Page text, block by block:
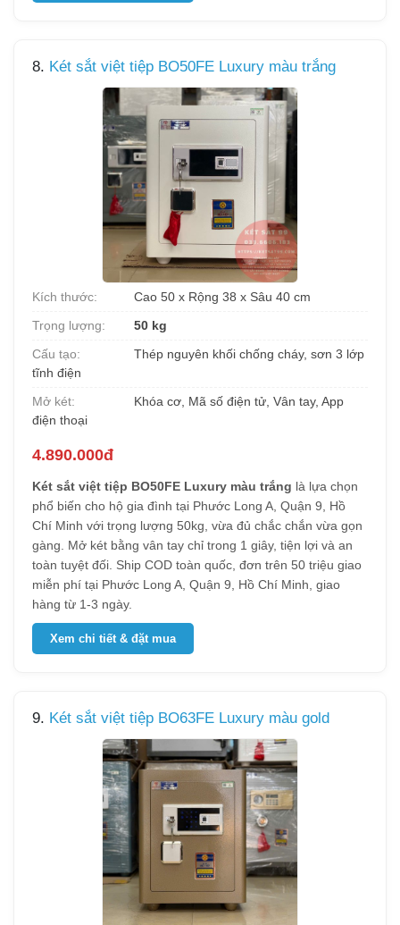
8. Két sắt việt tiệp BO50FE Luxury màu trắng
Kích thước:
Cao 50 x Rộng 38 x Sâu 40 cm
Trọng lượng:
50 kg
Cấu tạo:
Thép nguyên khối chống cháy, sơn 3 lớp
tĩnh điện
Mở két:
Khóa cơ, Mã số điện tử, Vân tay, App
điện thoại
4.890.000đ
Két sắt việt tiệp BO50FE Luxury màu trắng là lựa chọn
phổ biến cho hộ gia đình tại Phước Long A, Quận 9, Hồ
Chí Minh với trọng lượng 50kg, vừa đủ chắc chắn vừa gọn
gàng. Mở két bằng vân tay chỉ trong 1 giây, tiện lợi và an
toàn tuyệt đối. Ship COD toàn quốc, đơn trên 50 triệu giao
miễn phí tại Phước Long A, Quận 9, Hồ Chí Minh, giao
hàng từ 1-3 ngày.
Xem chi tiết & đặt mua
9. Két sắt việt tiệp BO63FE Luxury màu gold